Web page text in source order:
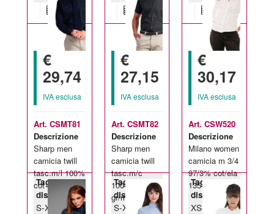
€
29,74
IVA esclusa
Art. CSMT81
Descrizione
Sharp men
camicia twill
tasc.m/l 100%
cot 130 gr/m
Taglie
disponibili:
S-XXL
€
27,15
IVA esclusa
Art. CSMT82
Descrizione
Sharp men
camicia twill
tasc.m/c
100% cot 130
gr/m
Taglie
disponibili:
S-XXL
€
30,17
IVA esclusa
Art. CSW520
Descrizione
Milano women
camicia m 3/4
97/3% cot/ela
135 gr/m2
Taglie
disponibili:
XS-XL